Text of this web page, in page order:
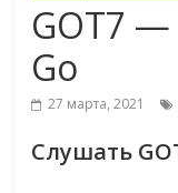
GOT7 —
Go
27 марта, 2021
Слушать